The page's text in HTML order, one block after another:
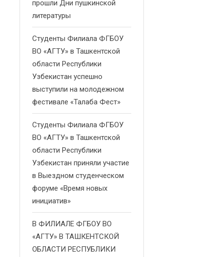
прошли Дни пушкинской
литературы
Студенты Филиала ФГБОУ
ВО «АГТУ» в Ташкентской
области Республики
Узбекистан успешно
выступили на молодежном
фестивале «Талаба Фест»
Студенты Филиала ФГБОУ
ВО «АГТУ» в Ташкентской
области Республики
Узбекистан приняли участие
в Выездном студенческом
форуме «Время новых
инициатив»
В ФИЛИАЛЕ ФГБОУ ВО
«АГТУ» В ТАШКЕНТСКОЙ
ОБЛАСТИ РЕСПУБЛИКИ